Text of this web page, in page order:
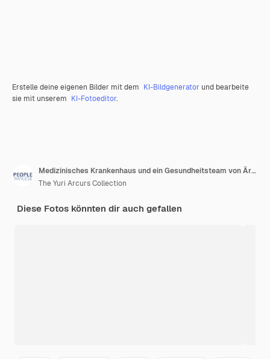
Erstelle deine eigenen Bilder mit dem KI-Bildgenerator und bearbeite
sie mit unserem KI-Fotoeditor.
Medizinisches Krankenhaus und ein Gesundheitsteam von Ärzten, das einen Patienten in der Genesung oder Rehabilitation überprüft Medizinische Teamarbeit und Beratung mit einer Gruppe von Gesundheitsfachleuten in einer Klinik für Wellness
The Yuri Arcurs Collection
Diese Fotos könnten dir auch gefallen